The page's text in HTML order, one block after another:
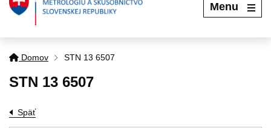
Menu
Domov STN 13 6507
STN 13 6507
Späť